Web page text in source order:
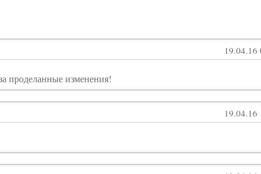
19.04.16
проделанные изменения!
19.04.16